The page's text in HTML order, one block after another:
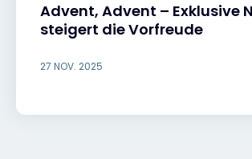
Advent, Advent – Exklusive
steigert die Vorfreude
27 NOV. 2025